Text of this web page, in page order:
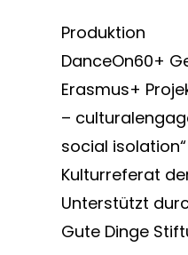
Produktion
DanceOn60+
Erasmus+
–
social
Kulturreferat
Unterstützt
Gute Dinge